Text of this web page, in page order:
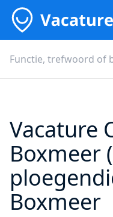
Vacature
Boxmeer
Boxmeer